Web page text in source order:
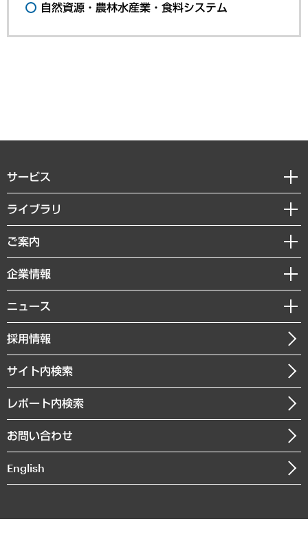
自然資源・農林水産業・食料システム
サービス
経営戦略
組織・人事戦略
デジタルイノベーション
共生・ダイバーシティ
GRC（ガバナンス・リスク・コンプライアンス）・防災（政策）
経済・産業・雇用・労働
まちづくり・観光・交通・スポーツ・スマートシティ
自然資源・農林水産業・食料システム
ライブラリ
経済調査
レポート
コラム
経営用語集
受託・受注実績（官公庁関連）
メディア掲載・出演
ご案内
セミナー・イベント情報
MUFGビジネスセミナー
受託案件情報
企業情報
私たちの想い
社長メッセージ
会社概要
沿革
組織図・本部部室紹介
インドネシア現地法人
個人情報保護方針
ニュース
ニュースリリース
お知らせ
採用情報
サイト内検索
レポート内検索
お問い合わせ
English